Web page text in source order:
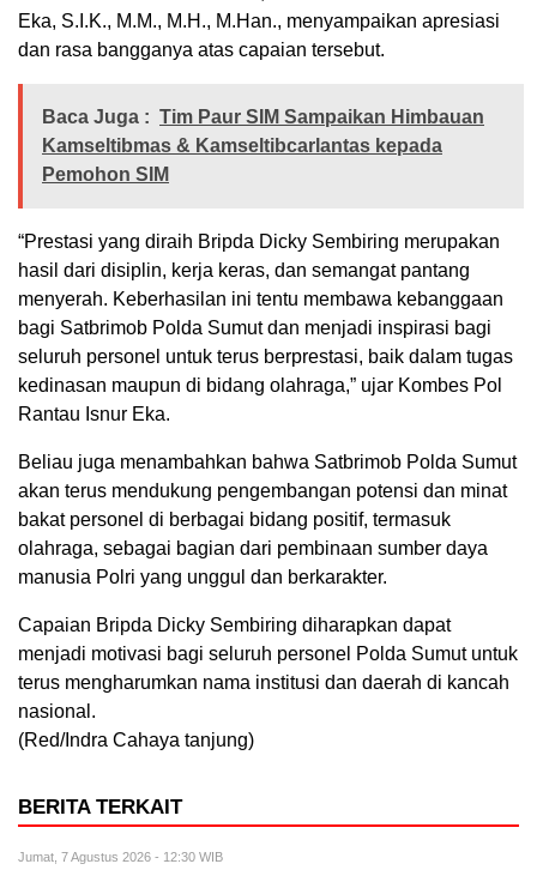
Eka, S.I.K., M.M., M.H., M.Han., menyampaikan apresiasi
dan rasa bangganya atas capaian tersebut.
Baca Juga : Tim Paur SIM Sampaikan Himbauan
Kamseltibmas & Kamseltibcarlantas kepada
Pemohon SIM
“Prestasi yang diraih Bripda Dicky Sembiring merupakan
hasil dari disiplin, kerja keras, dan semangat pantang
menyerah. Keberhasilan ini tentu membawa kebanggaan
bagi Satbrimob Polda Sumut dan menjadi inspirasi bagi
seluruh personel untuk terus berprestasi, baik dalam tugas
kedinasan maupun di bidang olahraga,” ujar Kombes Pol
Rantau Isnur Eka.
Beliau juga menambahkan bahwa Satbrimob Polda Sumut
akan terus mendukung pengembangan potensi dan minat
bakat personel di berbagai bidang positif, termasuk
olahraga, sebagai bagian dari pembinaan sumber daya
manusia Polri yang unggul dan berkarakter.
Capaian Bripda Dicky Sembiring diharapkan dapat
menjadi motivasi bagi seluruh personel Polda Sumut untuk
terus mengharumkan nama institusi dan daerah di kancah
nasional.
(Red/Indra Cahaya tanjung)
BERITA TERKAIT
Jumat, 7 Agustus 2026 - 12:30 WIB